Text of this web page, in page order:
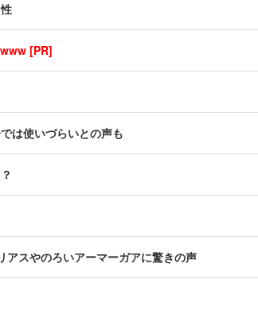
[PR]
は使いづらいとの声も
アスやのろいアーマーガアに驚きの声